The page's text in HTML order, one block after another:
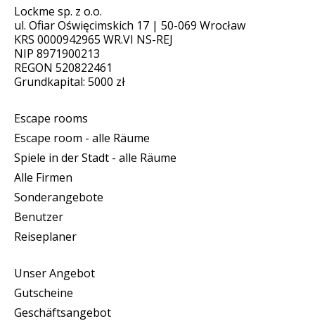
Lockme sp. z o.o.
ul. Ofiar Oświęcimskich 17 | 50-069 Wrocław
KRS 0000942965 WR.VI NS-REJ
NIP 8971900213
REGON 520822461
Grundkapital: 5000 zł
Escape rooms
Escape room - alle Räume
Spiele in der Stadt - alle Räume
Alle Firmen
Sonderangebote
Benutzer
Reiseplaner
Unser Angebot
Gutscheine
Geschäftsangebot